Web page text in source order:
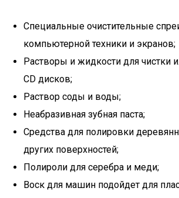
Специальные очистительные
компьютерной техники и экранов;
Растворы и жидкости для чистки
CD дисков;
Раствор соды и воды;
Неабразивная зубная паста;
Средства для полировки
других поверхностей;
Полироли для серебра и меди;
Воск для машин подойдет для